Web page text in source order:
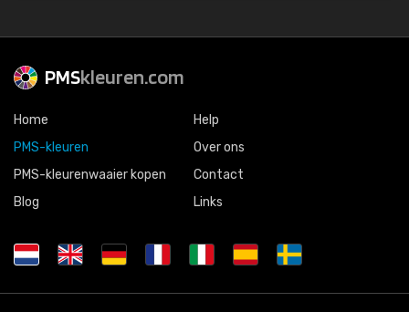
PMSkleuren.com
Home
PMS-kleuren
PMS-kleurenwaaier kopen
Blog
Help
Over ons
Contact
Links